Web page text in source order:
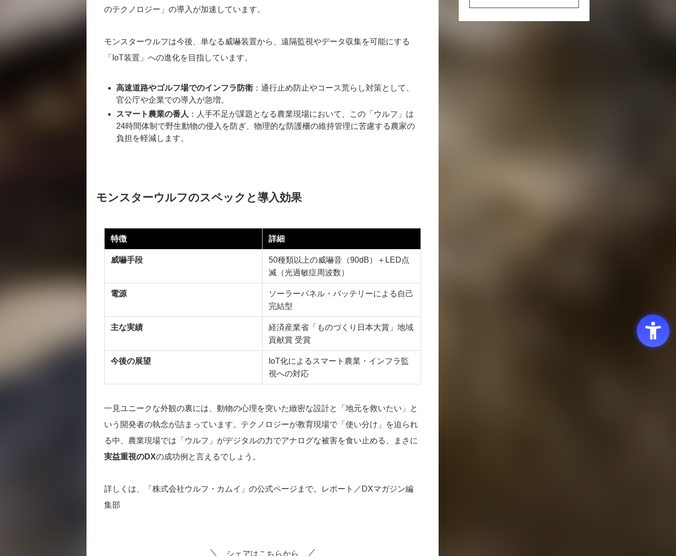
のテクノロジー」の導入が加速しています。
モンスターウルフは今後、単なる威嚇装置から、遠隔監視やデータ収集を可能にする
「IoT装置」への進化を目指しています。
高速道路やゴルフ場でのインフラ防衛 ：通行止め防止やコース荒らし対策として、
官公庁や企業での導入が急増。
スマート農業の番人 ：人手不足が課題となる農業現場において、この「ウルフ」は
24時間体制で野生動物の侵入を防ぎ、物理的な防護柵の維持管理に苦慮する農家の
負担を軽減します。
モンスターウルフのスペックと導入効果
特徴 詳細
威嚇手段
50種類以上の威嚇音（90dB）＋LED点
滅（光過敏症周波数）
電源
ソーラーパネル・バッテリーによる自己
完結型
主な実績
経済産業省「ものづくり日本大賞」地域
貢献賞 受賞
今後の展望
IoT化によるスマート農業・インフラ監
視への対応
一見ユニークな外観の裏には、動物の心理を突いた緻密な設計と「地元を救いたい」と
いう開発者の執念が詰まっています。テクノロジーが教育現場で「使い分け」を迫られ
る中、農業現場では「ウルフ」がデジタルの力でアナログな被害を食い止める、まさに
実益重視のDXの成功例と言えるでしょう。
詳しくは、「株式会社ウルフ・カムイ」の公式ページまで。レポート／DXマガジン編
集部
シェアはこちらから